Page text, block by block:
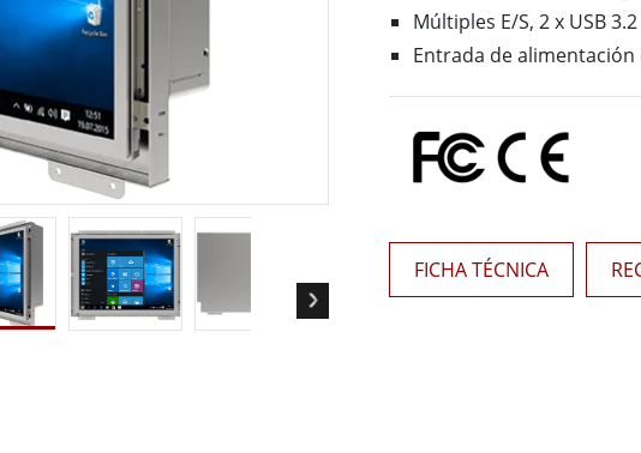
& Gas, Grado ATEX
resistente de grado ATEX
Terminal portátil resistente con
certificación ATEX
PC de grado ATEX
Tecnología de IA
Movilidad con Edge AI
Panel PC Edge AI
Múltiples E/S, 2 x USB
Entrada de alimentación
FICHA TÉCNICA